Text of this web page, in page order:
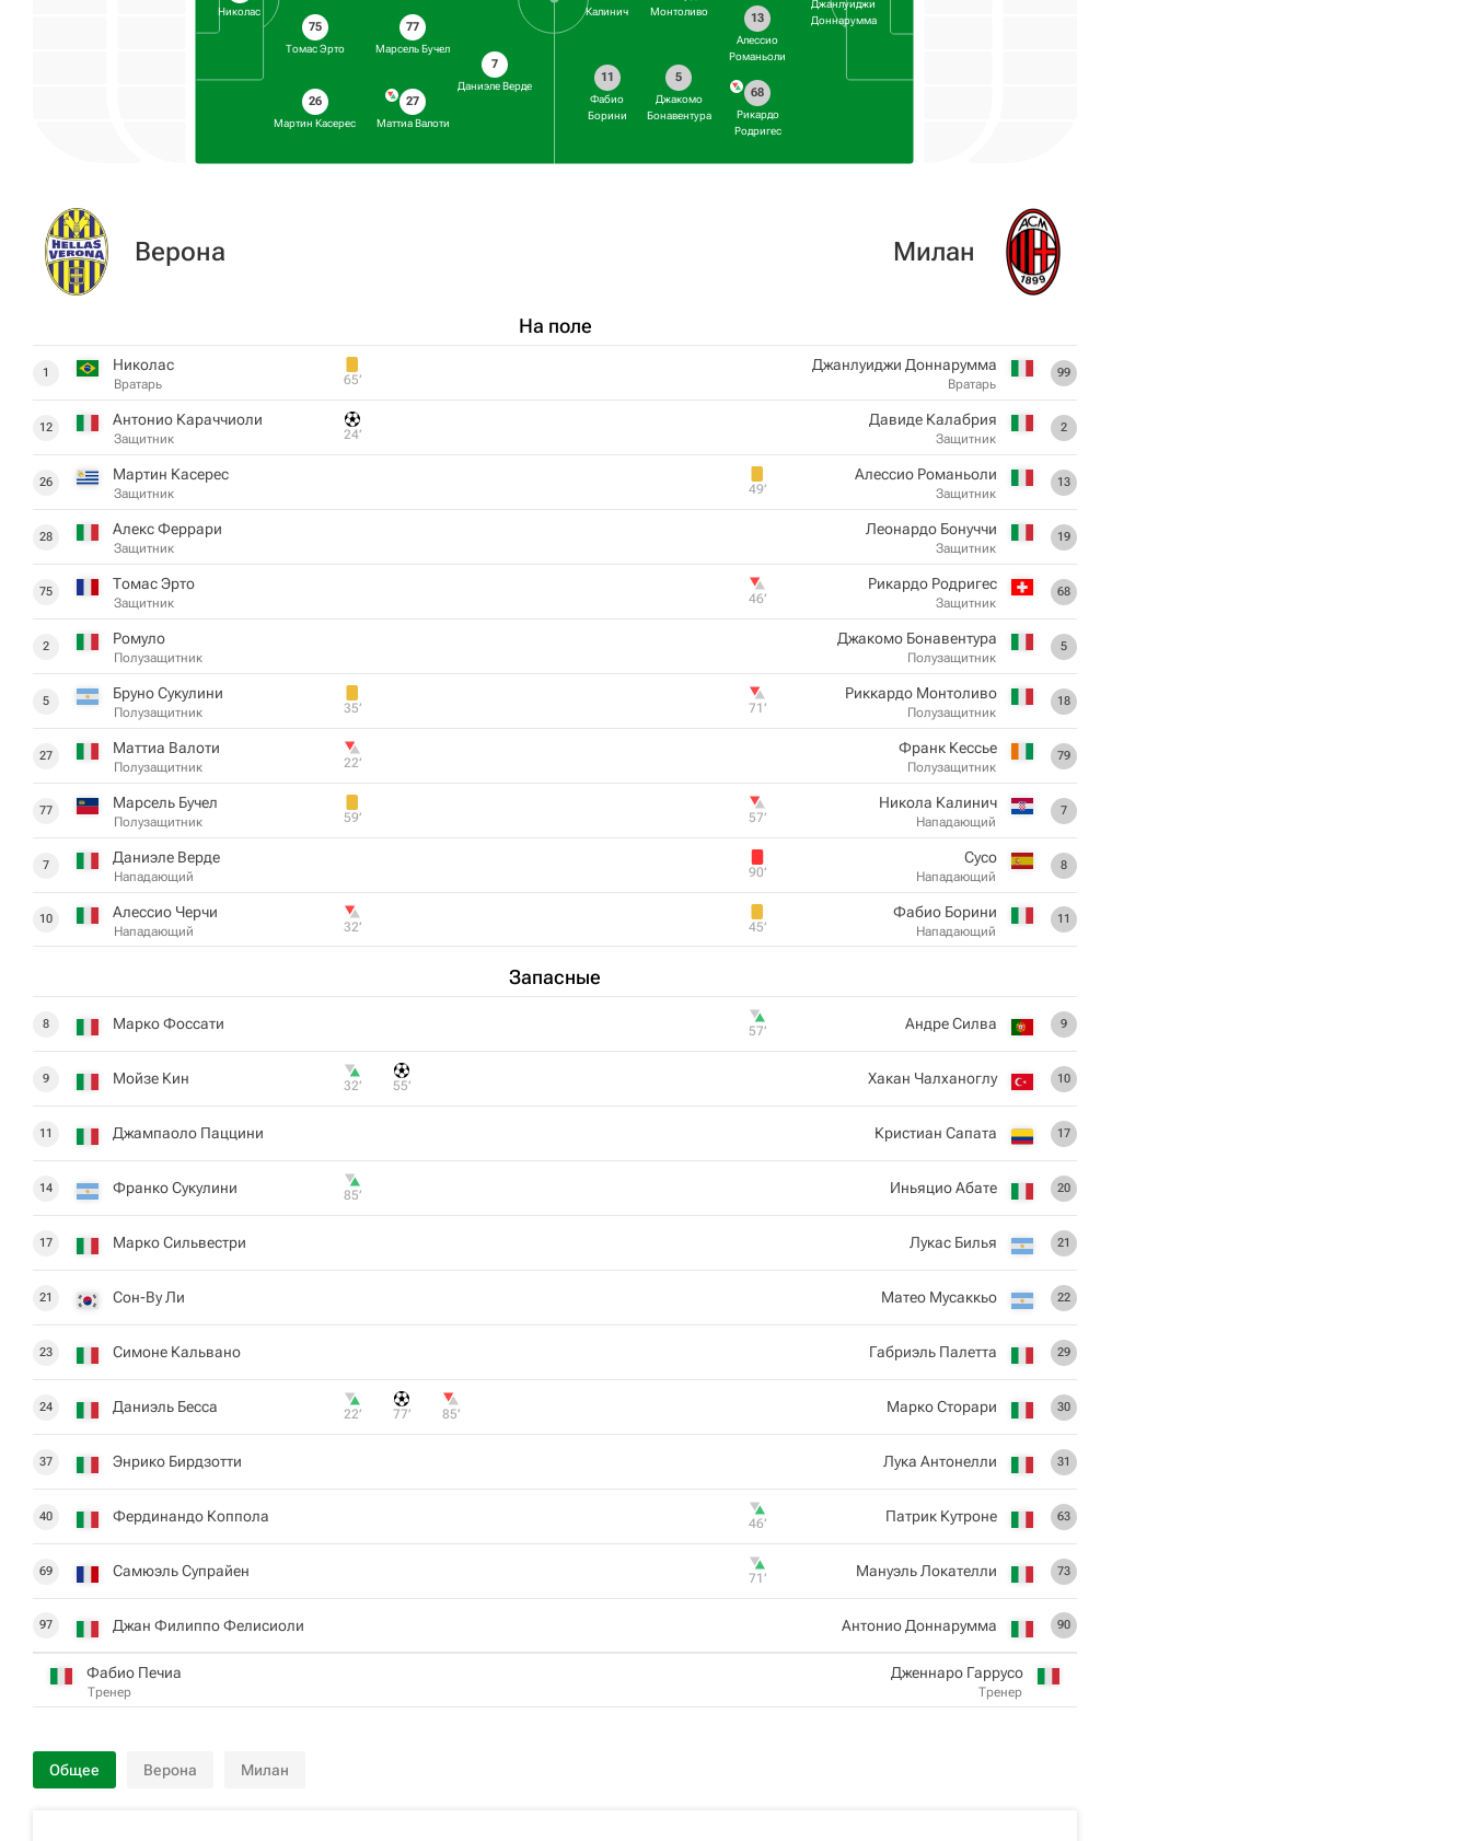
Николас
75
Томас Эрто
26
Мартин Касерес
77
Марсель Бучел
27
Маттиа Валоти
7
Даниэле Верде
Джанлуиджи
Доннарумма
13
Алессио
Романьоли
68
Рикардо
Родригес
Монтоливо
5
Джакомо
Бонавентура
Калинич
11
Фабио
Борини
Верона
На поле
1 Николас
Вратарь 65‎’‎
12 Антонио Караччиоли
Защитник 24‎’‎
26 Мартин Касерес
Защитник
28 Алекс Феррари
Защитник
75 Томас Эрто
Защитник
2 Ромуло
Полузащитник
5 Бруно Сукулини
Полузащитник 35‎’‎
27 Маттиа Валоти
Полузащитник 22‎’‎
77 Марсель Бучел
Полузащитник 59‎’‎
7 Даниэле Верде
Нападающий
10 Алессио Черчи
Нападающий 32‎’‎
Запасные
8 Марко Фоссати
9 Мойзе Кин 32‎’‎ 55‎’‎
11 Джампаоло Паццини
14 Франко Сукулини 85‎’‎
17 Марко Сильвестри
21 Сон-Ву Ли
23 Симоне Кальвано
24 Даниэль Бесса 22‎’‎ 77‎’‎ 85‎’‎
37 Энрико Бирдзотти
40 Фердинандо Коппола
69 Самюэль Супрайен
97 Джан Филиппо Фелисиоли
Фабио Печиа
Тренер
Милан
99
Джанлуиджи Доннарумма
Вратарь
2
Давиде Калабрия
Защитник
13
Алессио Романьоли
Защитник
49‎’‎
19
Леонардо Бонуччи
Защитник
68
Рикардо Родригес
Защитник
46‎’‎
5
Джакомо Бонавентура
Полузащитник
18
Риккардо Монтоливо
Полузащитник
71‎’‎
79
Франк Кессье
Полузащитник
7
Никола Калинич
Нападающий
57‎’‎
8
Сусо
Нападающий
90‎’‎
11
Фабио Борини
Нападающий
45‎’‎
9
Андре Силва
57‎’‎
10
Хакан Чалханоглу
17
Кристиан Сапата
20
Иньяцио Абате
21
Лукас Билья
22
Матео Мусаккьо
29
Габриэль Палетта
30
Марко Сторари
31
Лука Антонелли
63
Патрик Кутроне
46‎’‎
73
Мануэль Локателли
71‎’‎
90
Антонио Доннарумма
Дженнаро Гаррусо
Тренер
Общее Верона Милан